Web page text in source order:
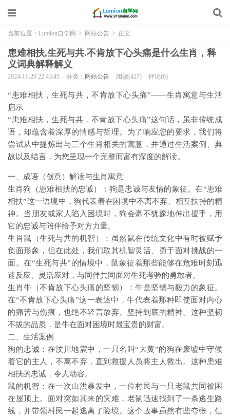
当前位置： Lumion自学网 > 网站公告 > 正文
患难相扶,生死与共.不肯放下心头痛是什么生肖，释
义词典解释解义
2024-11-26 22:43:45 分类： 网站公告 阅读(427) 评论(0)
“患难相扶，生死与共，不肯放下心头痛”——生肖寓意与生活
启示
“患难相扶，生死与共，不肯放下心头痛”这句话，虽非传统成
语，却蕴含着深厚的情感与哲理。为了响应您的要求，我们将
尝试从中提炼出与三个生肖相关的寓意，并通过生活案例、典
故以及结言，为您呈现一个完整而富有深度的解读。
一、成语（创意）解读与生肖寓意
生肖狗（患难相扶的忠诚）：狗是忠诚与友情的象征。在“患难
相扶”这一语境中，狗代表着在困境中不离不弃、相互扶持的精
神。当朋友或家人陷入困境时，狗会毫不犹豫地伸出援手，用
它的忠诚与陪伴给予对方力量。
生肖鼠（生死与共的机智）：虽然鼠在传统文化中有时被赋予
负面形象，但在此处，我们取其机智灵活、勇于面对挑战的一
面。在“生死与共”的情境中，鼠象征着那些能够在危难时刻迅
速反应、灵活应对，与同伴共同面对生死考验的勇敢者。
生肖牛（不肯放下心头痛的坚韧）：牛是坚韧与毅力的象征。
在“不肯放下心头痛”这一表述中，牛代表着那种即使面对内心
的痛苦与伤痕，也绝不轻言放弃、坚持到底的精神。这种坚韧
不拔的品质，是牛在面对困境时最宝贵的财富。
二、生活案例
狗的忠诚：在汶川地震中，一只名叫“大黄”的狗在废墟中守候
着它的主人，不离不弃，直到救援人员将主人救出。这种患难
相扶的忠诚，令人动容。
鼠的机智：在一次山洪暴发中，一位村民与一只老鼠共同被困
在屋顶上。面对突如其来的灾难，老鼠迅速找到了一条逃生路
线，并带领村民一起逃离了险境。这个故事虽然有些夸张，但